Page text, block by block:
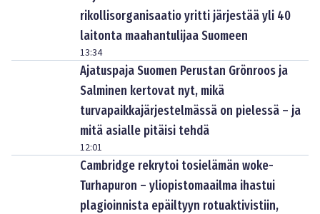
rikollisorganisaatio yritti järjestää yli 40
laitonta maahantulijaa Suomeen
13:34
Ajatuspaja Suomen Perustan Grönroos ja
Salminen kertovat nyt, mikä
turvapaikkajärjestelmässä on pielessä – ja
mitä asialle pitäisi tehdä
12:01
Cambridge rekrytoi tosielämän woke-
Turhapuron – yliopistomaailma ihastui
plagioinnista epäiltyyn rotuaktivistiin,